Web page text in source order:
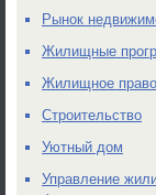
Рынок
Жилищные
Жилищное право
Строительство
Уютный дом
Управление